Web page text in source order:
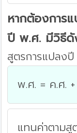
หากต้องการ
ปี พ.ศ. มีวิธี
สูตรการแปลง
พ.ศ. = ค.ศ.
แทนค่าตามสู